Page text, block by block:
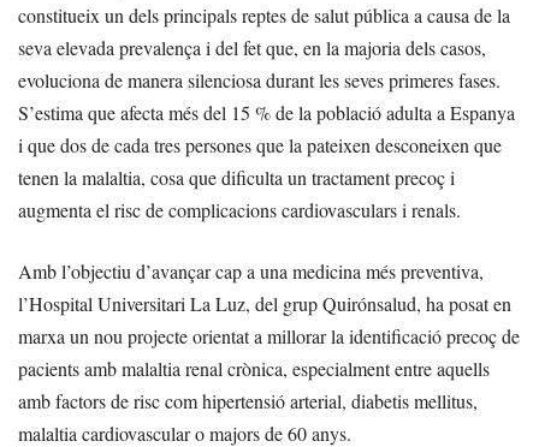
constitueix un dels principals reptes de salut pública a causa de la
seva elevada prevalença i del fet que, en la majoria dels casos,
evoluciona de manera silenciosa durant les seves primeres fases.
S’estima que afecta més del 15 % de la població adulta a Espanya
i que dos de cada tres persones que la pateixen desconeixen que
tenen la malaltia, cosa que dificulta un tractament precoç i
augmenta el risc de complicacions cardiovasculars i renals.
Amb l’objectiu d’avançar cap a una medicina més preventiva,
l’Hospital Universitari La Luz, del grup Quirónsalud, ha posat en
marxa un nou projecte orientat a millorar la identificació precoç de
pacients amb malaltia renal crònica, especialment entre aquells
amb factors de risc com hipertensió arterial, diabetis mellitus,
malaltia cardiovascular o majors de 60 anys.